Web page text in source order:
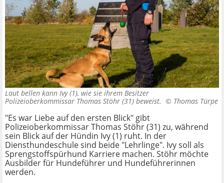
Laut bellen kann Ivy (1), wie sie ihrem Besitzer
Polizeioberkommissar Thomas Stöhr (31) beweist. © Thomas Türpe
"Es war Liebe auf den ersten Blick" gibt
Polizeioberkommissar Thomas Stöhr (31) zu, während
sein Blick auf der Hündin Ivy (1) ruht. In der
Diensthundeschule sind beide "Lehrlinge". Ivy soll als
Sprengstoffspürhund Karriere machen. Stöhr möchte
Ausbilder für Hundeführer und Hundeführerinnen
werden.